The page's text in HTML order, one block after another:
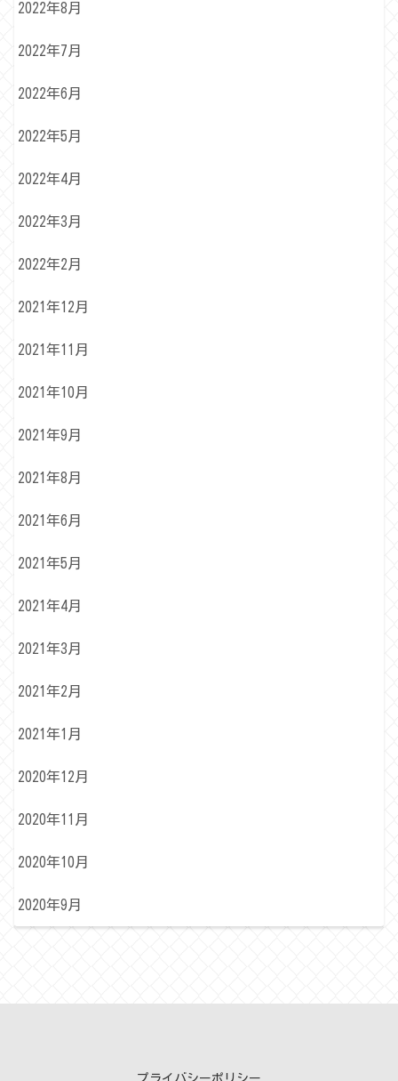
2022年8月
2022年7月
2022年6月
2022年5月
2022年4月
2022年3月
2022年2月
2021年12月
2021年11月
2021年10月
2021年9月
2021年8月
2021年6月
2021年5月
2021年4月
2021年3月
2021年2月
2021年1月
2020年12月
2020年11月
2020年10月
2020年9月
プライバシーポリシー